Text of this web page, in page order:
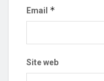
Email *
Site web